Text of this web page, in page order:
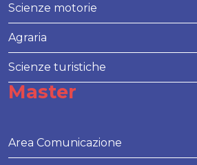
Scienze motorie
Agraria
Scienze turistiche
Master
Area Comunicazione